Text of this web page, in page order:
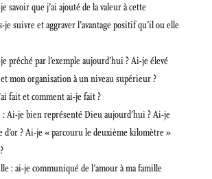
savoir que j’ai ajouté de la valeur à cette
je suivre et aggraver l’avantage positif qu’il ou elle
prêché par l’exemple aujourd’hui ? Ai-je élevé
mon organisation à un niveau supérieur ?
fait et comment ai-je fait ?
: Ai-je bien représenté Dieu aujourd’hui ? Ai-je
d’or ? Ai-je « parcouru le deuxième kilomètre »
: ai-je communiqué de l’amour à ma famille